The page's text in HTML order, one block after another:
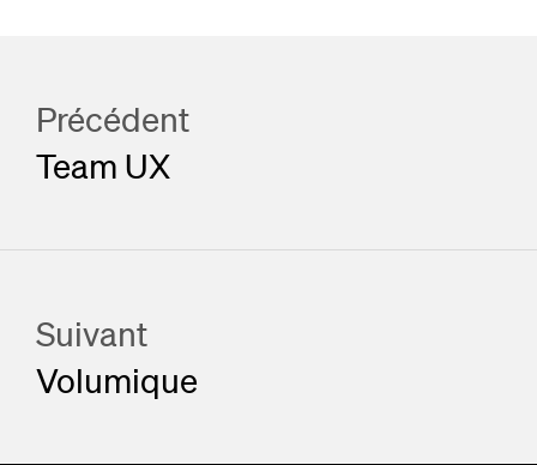
Précédent
Team UX
Suivant
Volumique